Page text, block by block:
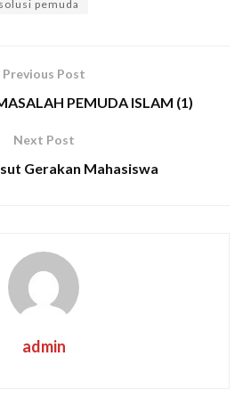
solusi pemuda
Previous Post
PEMUDA ISLAM (1)
Next Post
Gerakan Mahasiswa
admin